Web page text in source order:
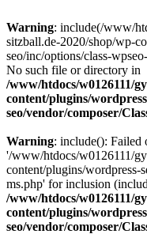
Warning: include(/www/
sitzball.de-2020/shop/wp-
seo/inc/options/class-
No such file or directory in
/www/htdocs/w0126111/
content/plugins/
seo/vendor/composer/
Warning: include(): Failed
'/www/htdocs/w0126111/
content/plugins/wordpress-
ms.php' for inclusion
/www/htdocs/w0126111/
content/plugins/
seo/vendor/composer/